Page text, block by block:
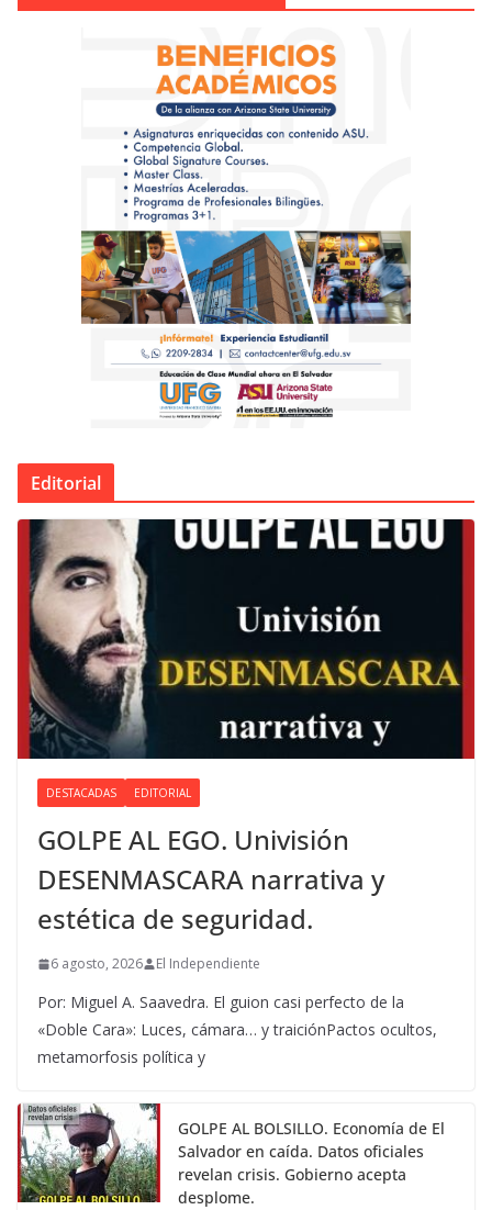
Editorial
DESTACADAS EDITORIAL
GOLPE AL EGO. Univisión
DESENMASCARA narrativa y
estética de seguridad.
6 agosto, 2026 El Independiente
Por: Miguel A. Saavedra. El guion casi perfecto de la
«Doble Cara»: Luces, cámara… y traiciónPactos ocultos,
metamorfosis política y
GOLPE AL BOLSILLO. Economía de El
Salvador en caída. Datos oficiales
revelan crisis. Gobierno acepta
desplome.